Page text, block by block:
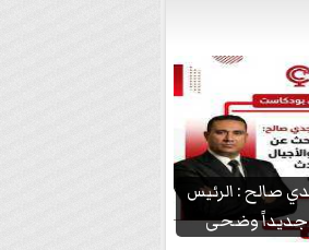
صالح : الرئيس
جديداً وضحى